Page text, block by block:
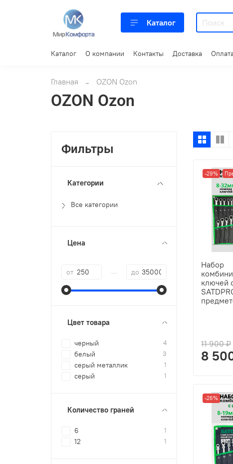
Каталог
Каталог О компании Контакты Доставка
Главная OZON Ozon
OZON Ozon
-29%
Набор
ключей
11 900 ₽
8
-26%
Фильтры
Категории
Все категории
Цена
от до
Цвет товара
черный 4
белый 3
серый металлик 1
серый 1
Количество граней
6 1
12 1